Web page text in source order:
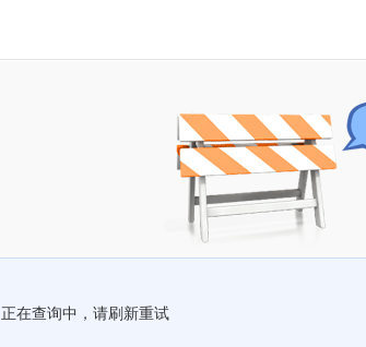
正在查询中，请刷新重试